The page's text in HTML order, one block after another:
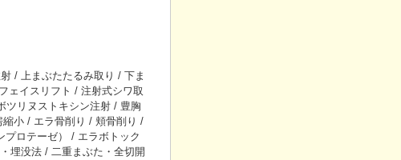
/ 上まぶたたるみ取り / 下ま
ェイスリフト / 注射式シワ取
ツリヌストキシン注射 / 豊胸
小 / エラ骨削り / 頬骨削り /
ロテーゼ） / エラボトック
埋没法 / 二重まぶた・全切開